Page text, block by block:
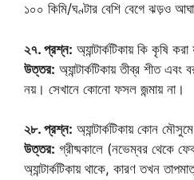
১০০ কিমি/ঘণ্টার বেশি বেগে ঝড়ও
২৭. প্রশ্ন: অ্যান্টার্কটিকায় কি কৃষি করা
উত্তর: অ্যান্টার্কটিকায় তীব্র শীত
নয়। সেখানে কোনো ফসল জন্মায় না।
২৮. প্রশ্ন: অ্যান্টার্কটিকায় কোন
উত্তর: গ্রীষ্মকালে (নভেম্বর থেকে
অ্যান্টার্কটিকায় থাকে, কারণ তখন